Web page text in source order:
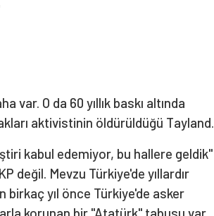
O da 60 yıllık baskı altında
aktivistinin öldürüldüğü Tayland.
kabul edemiyor, bu hallere geldik"
değil. Mevzu Türkiye'de yıllardır
yıl önce Türkiye'de asker